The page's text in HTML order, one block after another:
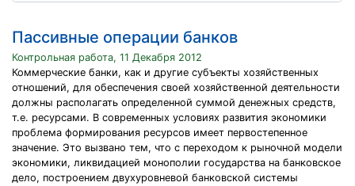
Пассивные операции банков
Контрольная работа, 11 Декабря 2012
Коммерческие банки, как и другие субъекты хозяйственных
отношений, для обеспечения своей хозяйственной деятельности
должны располагать определенной суммой денежных средств,
т.е. ресурсами. В современных условиях развития экономики
проблема формирования ресурсов имеет первостепенное
значение. Это вызвано тем, что с переходом к рыночной модели
экономики, ликвидацией монополии государства на банковское
дело, построением двухуровневой банковской системы